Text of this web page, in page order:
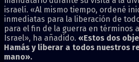
israelí. «Al mismo tiempo, ordené
inmediatas para la liberación de
para el fin de la guerra en términos
Israel», ha añadido. «Estos dos
Hamás y liberar a todos nuestros
mano».